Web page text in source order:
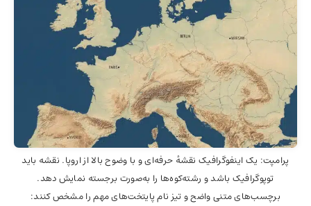
پرامپت: یک اینفوگرافیک نقشهٔ حرفه‌ای و با وضوح بالا از اروپا. نقشه باید
توپوگرافیک باشد و رشته‌کوه‌ها را به‌صورت برجسته نمایش دهد.
برچسب‌های متنی واضح و تیز نام پایتخت‌های مهم را مشخص کنند: